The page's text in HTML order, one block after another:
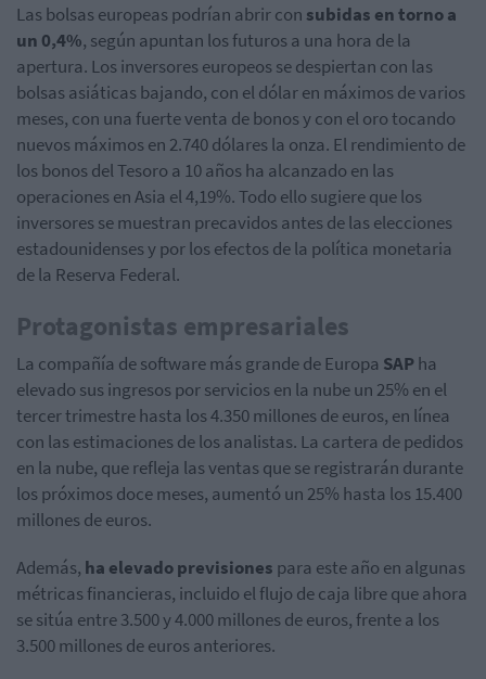
Las bolsas europeas podrían abrir con subidas en torno a
un 0,4%, según apuntan los futuros a una hora de la
apertura. Los inversores europeos se despiertan con las
bolsas asiáticas bajando, con el dólar en máximos de varios
meses, con una fuerte venta de bonos y con el oro tocando
nuevos máximos en 2.740 dólares la onza. El rendimiento de
los bonos del Tesoro a 10 años ha alcanzado en las
operaciones en Asia el 4,19%. Todo ello sugiere que los
inversores se muestran precavidos antes de las elecciones
estadounidenses y por los efectos de la política monetaria
de la Reserva Federal.
Protagonistas empresariales
La compañía de software más grande de Europa SAPha
elevado sus ingresos por servicios en la nube un 25% en el
tercer trimestre hasta los 4.350 millones de euros, en línea
con las estimaciones de los analistas. La cartera de pedidos
en la nube, que refleja las ventas que se registrarán durante
los próximos doce meses, aumentó un 25% hasta los 15.400
millones de euros.
Además, ha elevado previsiones para este año en algunas
métricas financieras, incluido el flujo de caja libre que ahora
se sitúa entre 3.500 y 4.000 millones de euros, frente a los
3.500 millones de euros anteriores.